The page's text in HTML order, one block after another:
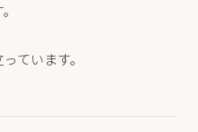
ています。